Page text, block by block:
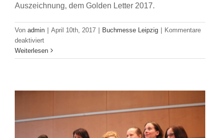
Auszeichnung, dem Golden Letter 2017.
Von admin April 10th, 2017 Buchmesse Leipzig
Kommentare
deaktiviertfür
From
all
World:
aus
Weiterlesen
Verleihung des avj Medienpreises 2017